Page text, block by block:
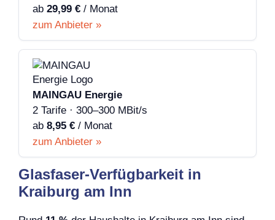
ab 29,99 € / Monat
zum Anbieter »
MAINGAU Energie
2 Tarife · 300–300 MBit/s
ab 8,95 € / Monat
zum Anbieter »
Glasfaser-Verfügbarkeit in
Kraiburg am Inn